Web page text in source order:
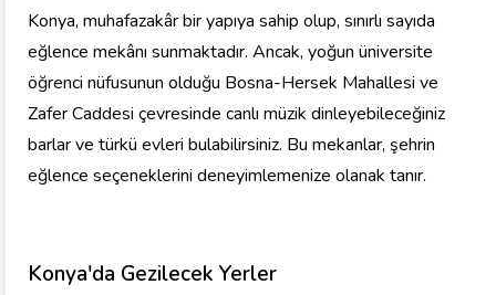
Konya, muhafazakâr bir yapıya sahip olup, sınırlı sayıda
eğlence mekânı sunmaktadır. Ancak, yoğun üniversite
öğrenci nüfusunun olduğu Bosna-Hersek Mahallesi ve
Zafer Caddesi çevresinde canlı müzik dinleyebileceğiniz
barlar ve türkü evleri bulabilirsiniz. Bu mekanlar, şehrin
eğlence seçeneklerini deneyimlemenize olanak tanır.
Konya'da Gezilecek Yerler